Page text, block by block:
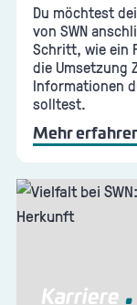
Du möchtest
von SWN
Schritt, wie ein
die Umsetzung
Informationen
solltest.
Mehr
Karriere